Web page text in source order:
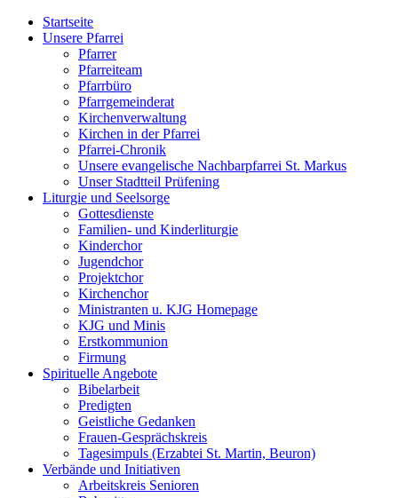
Startseite
Unsere Pfarrei
Pfarrer
Pfarreiteam
Pfarrbüro
Pfarrgemeinderat
Kirchenverwaltung
Kirchen in der Pfarrei
Pfarrei-Chronik
Unsere evangelische Nachbarpfarrei St. Markus
Unser Stadtteil Prüfening
Liturgie und Seelsorge
Gottesdienste
Familien- und Kinderliturgie
Kinderchor
Jugendchor
Projektchor
Kirchenchor
Ministranten u. KJG Homepage
KJG und Minis
Erstkommunion
Firmung
Spirituelle Angebote
Bibelarbeit
Predigten
Geistliche Gedanken
Frauen-Gesprächskreis
Tagesimpuls (Erzabtei St. Martin, Beuron)
Verbände und Initiativen
Arbeitskreis Senioren